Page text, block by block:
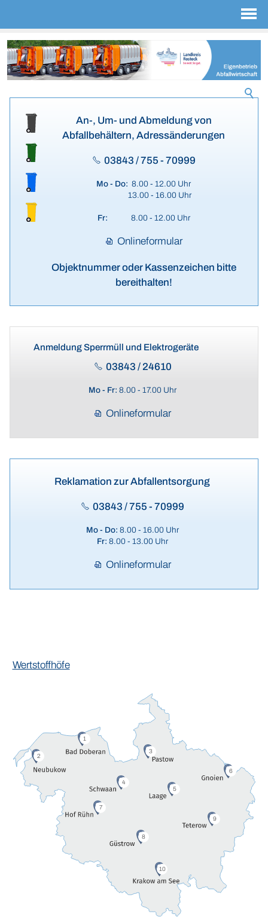
An-, Um- und Abmeldung von
Abfallbehältern, Adressänderungen
03843 / 755 - 70999
Mo - Do: 8.00 - 12.00 Uhr
13.00 - 16.00 Uhr
Fr: 8.00 - 12.00 Uhr
Onlineformular
Objektnummer oder Kassenzeichen bitte
bereithalten!
Anmeldung Sperrmüll und Elektrogeräte
03843 / 24610
Mo - Fr: 8.00 - 17.00 Uhr
Onlineformular
Reklamation zur Abfallentsorgung
03843 / 755 - 70999
Mo - Do: 8.00 - 16.00 Uhr
Fr: 8.00 - 13.00 Uhr
Onlineformular
Wertstoffhöfe
1
2
3
4
5
6
7
8
9
10